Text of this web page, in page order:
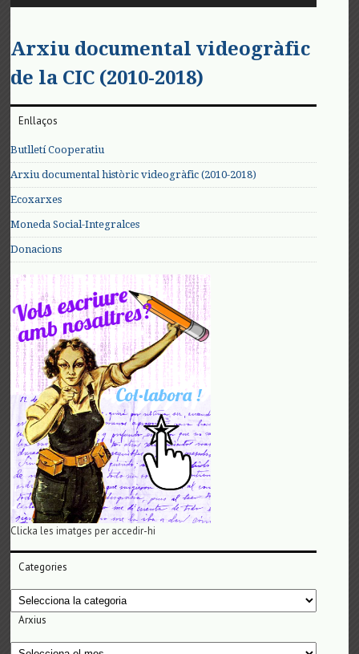
Arxiu documental videogràfic
de la CIC (2010-2018)
Enllaços
Butlletí Cooperatiu
Arxiu documental històric videogràfic (2010-2018)
Ecoxarxes
Moneda Social-Integralces
Donacions
Clicka les imatges per accedir-hi
Categories
Categories
Arxius
Arxius